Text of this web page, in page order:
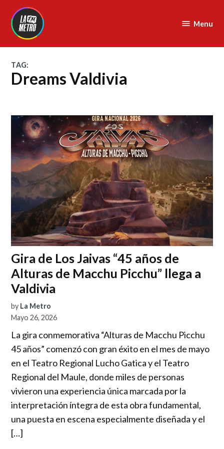
content
Menu
TAG:
Dreams Valdivia
Gira de Los Jaivas “45 años de
Alturas de Macchu Picchu” llega a
Valdivia
by La Metro
Mayo 26, 2026
La gira conmemorativa “Alturas de Macchu Picchu
45 años” comenzó con gran éxito en el mes de mayo
en el Teatro Regional Lucho Gatica y el Teatro
Regional del Maule, donde miles de personas
vivieron una experiencia única marcada por la
interpretación íntegra de esta obra fundamental,
una puesta en escena especialmente diseñada y el
[…]